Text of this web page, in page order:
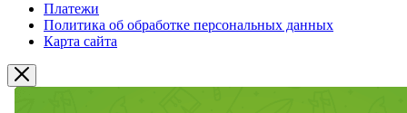
Платежи
Политика об обработке персональных данных
Карта сайта